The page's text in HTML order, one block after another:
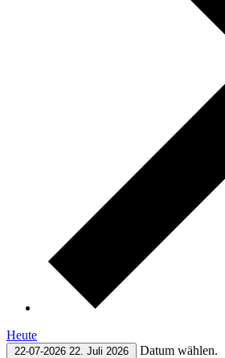
Heute
22-07-2026 22. Juli 2026 Datum wählen.